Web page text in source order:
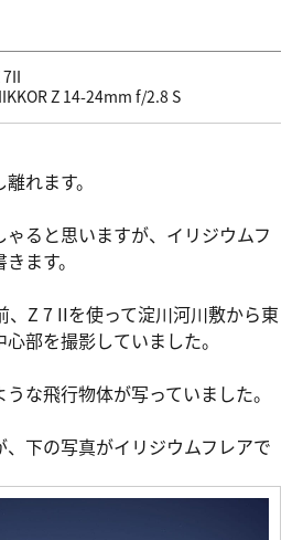
Z 14-24mm f/2.8 S
れます。
ると思いますが、イリジウムフ
ます。
、Z 7 IIを使って淀川河川敷から東
部を撮影していました。
な飛行物体が写っていました。
下の写真がイリジウムフレアで